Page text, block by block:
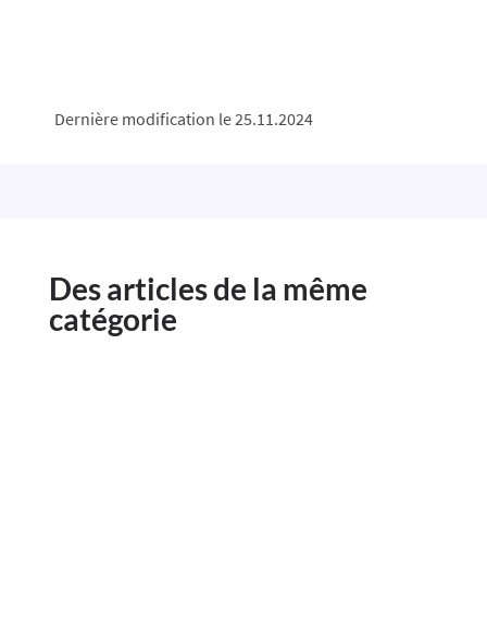
Dernière modification le 25.11.2024
Des articles de la même
catégorie